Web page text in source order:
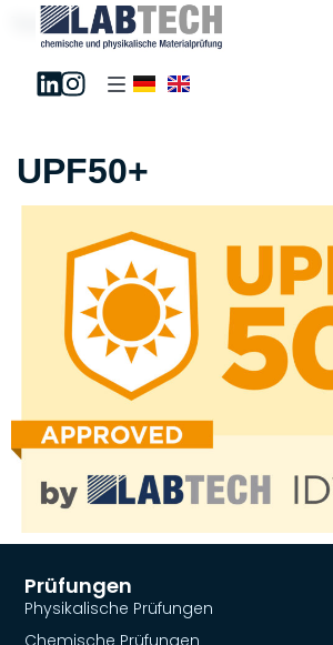
Test181195
UPF50+
Prüfungen
Physikalische Prüfungen